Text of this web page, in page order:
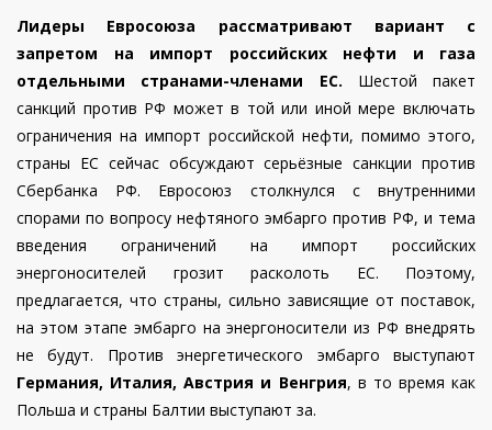
Лидеры Евросоюза рассматривают вариант с
запретом на импорт российских нефти и газа
отдельными странами-членами ЕС. Шестой пакет
санкций против РФ может в той или иной мере включать
ограничения на импорт российской нефти, помимо этого,
страны ЕС сейчас обсуждают серьёзные санкции против
Сбербанка РФ. Евросоюз столкнулся с внутренними
спорами по вопросу нефтяного эмбарго против РФ, и тема
введения ограничений на импорт российских
энергоносителей грозит расколоть ЕС. Поэтому,
предлагается, что страны, сильно зависящие от поставок,
на этом этапе эмбарго на энергоносители из РФ внедрять
не будут.
Против энергетического эмбарго выступают
Германия, Италия, Австрия и Венгрия, в то время как
Польша и страны Балтии выступают за.